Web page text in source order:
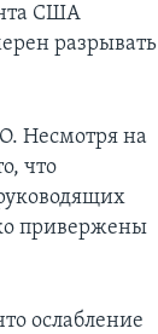
США
разрывать
Несмотря на
что
привержены
ослабление